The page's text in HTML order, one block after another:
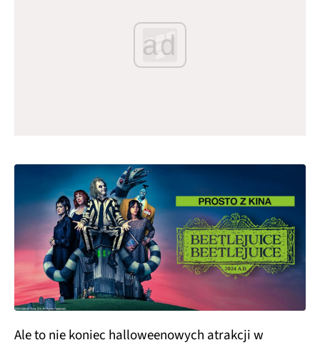
ad
Ale to nie koniec halloweenowych atrakcji w